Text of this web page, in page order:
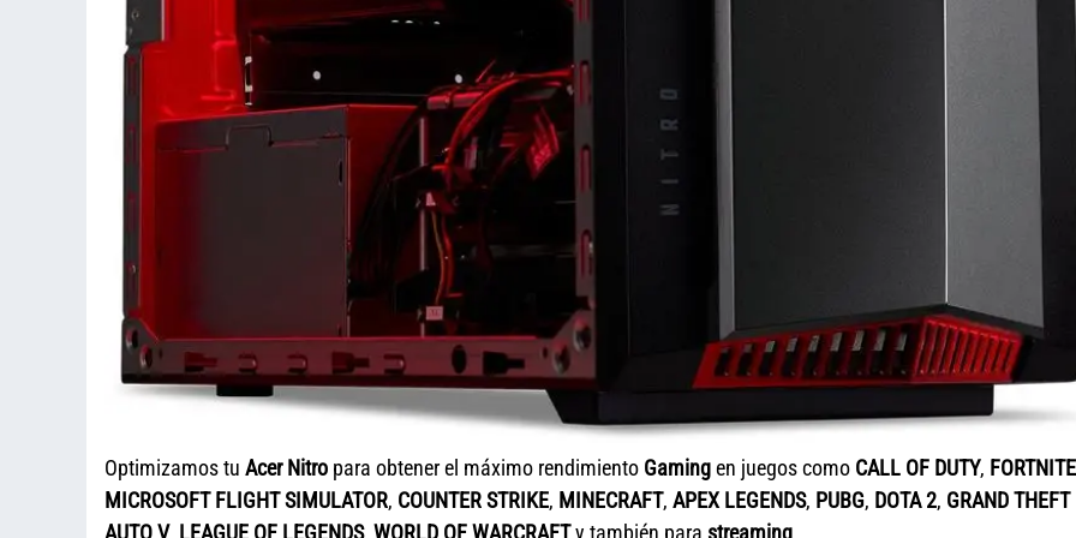
Optimizamos tu Acer Nitro para obtener el máximo rendimiento Gamingen juegos como CALL OF DUTY, FORTNITE
MICROSOFT FLIGHT SIMULATOR, COUNTER STRIKE, MINECRAFT, APEX LEGENDS, PUBG, DOTA 2, GRAND THEFT
AUTO V, LEAGUE OF LEGENDS, WORLD OF WARCRAFTy también para streaming